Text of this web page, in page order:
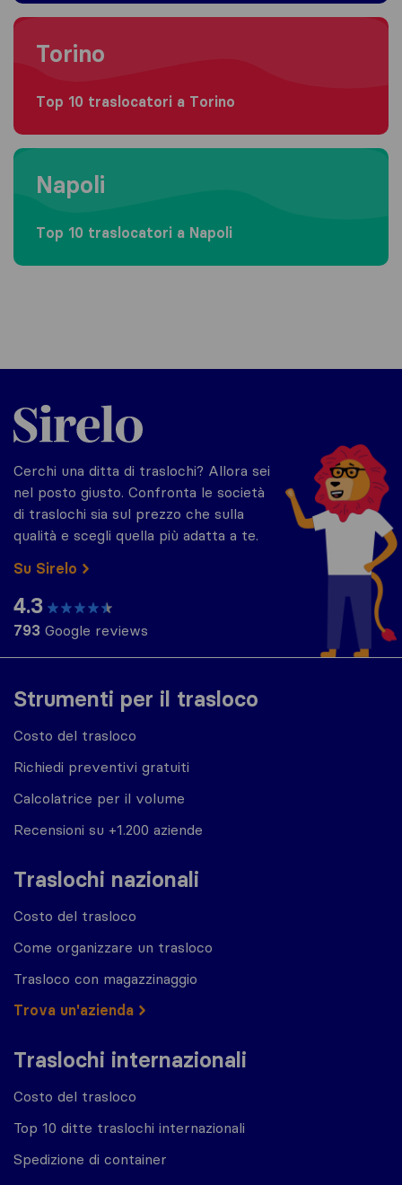
Moving to Torino
Torino
Top 10 traslocatori a Torino
Moving to Napoli
Napoli
Top 10 traslocatori a Napoli
Strumenti per il trasloco
Costo del trasloco
Richiedi preventivi gratuiti
Calcolatrice per il volume
Recensioni su +1.200 aziende
Traslochi nazionali
Costo del trasloco
Come organizzare un trasloco
Trasloco con magazzinaggio
Trova un'azienda
Traslochi internazionali
Costo del trasloco
Top 10 ditte traslochi internazionali
Spedizione di container
Sirelo.it
Cerchi una ditta di traslochi? Allora sei
nel posto giusto. Confronta le società
di traslochi sia sul prezzo che sulla
qualità e scegli quella più adatta a te.
Su Sirelo
4.3
793 Google reviews